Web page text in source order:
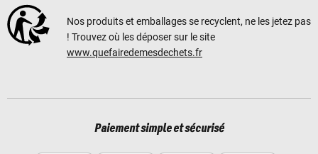
Nos produits et emballages se recyclent, ne les jetez pas
! Trouvez où les déposer sur le site
www.quefairedemesdechets.fr
Paiement simple et sécurisé